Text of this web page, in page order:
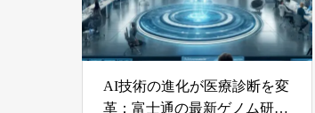
AI技術の進化が医療診断を変
革：富士通の最新ゲノム研究